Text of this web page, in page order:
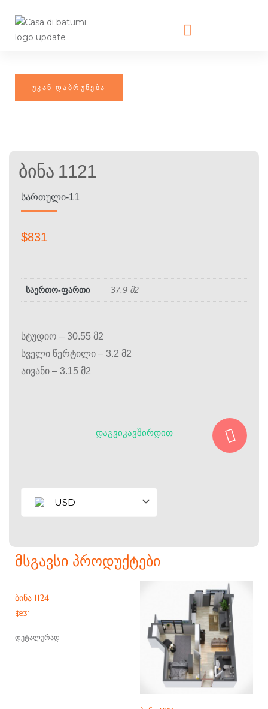
Ბინა 1121
ᲡᲐᲠᲗᲣᲚᲘ-11
$831
საერთო-ფართი 37.9 მ2
სტუდიო – 30.55 მ2
სველი წერტილი – 3.2 მ2
აივანი – 3.15 მ2
ᲓᲐᲒᲕᲘᲙᲐᲕᲨᲘᲠᲓᲘᲗ
USD
ᲛᲡᲒᲐᲕᲡᲘ ᲞᲠᲝᲓᲣᲥᲢᲔᲑᲘ
ᲑᲘᲜᲐ 1124
$831
დეტალურად